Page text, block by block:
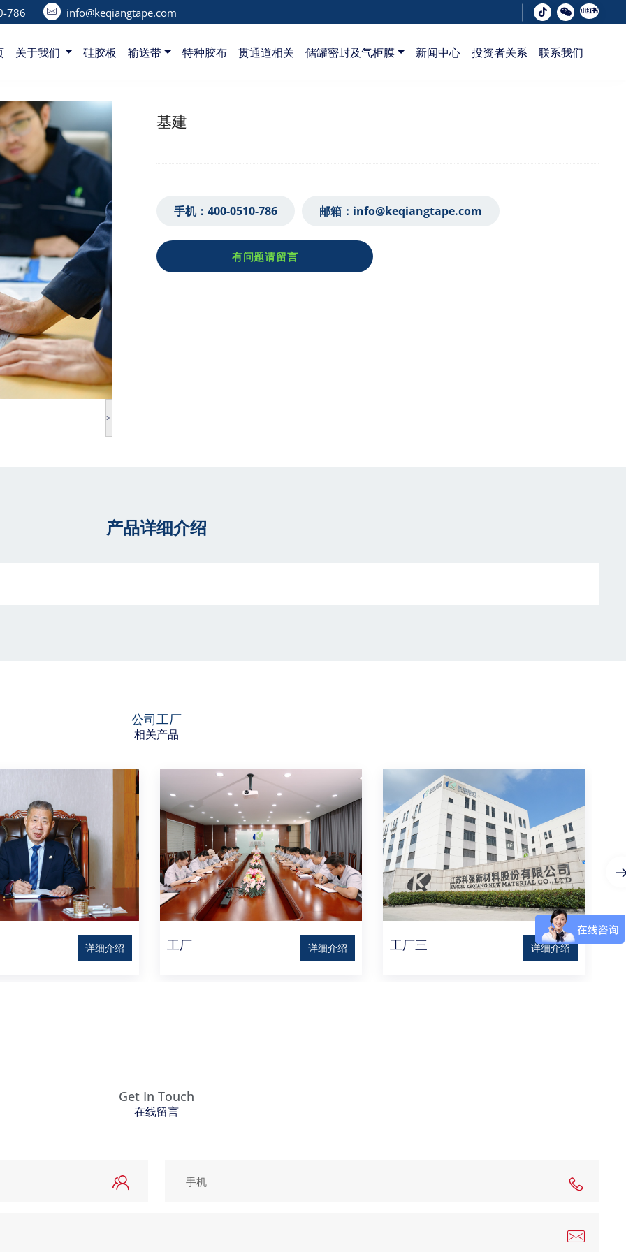
786‬ info@keqiangtape.com
关于我们 硅胶板 输送带 特种胶布 贯通道相关 储罐密封及气柜膜 新闻中心 投资者关系 联系我们
>
基建
手机： 400-0510-786‬ 邮箱： info@keqiangtape.com
有问题请留言
产品详细介绍
公司工厂
相关产品
详细介绍 工厂 详细介绍 工厂三 详细介绍
Get In Touch
在线留言